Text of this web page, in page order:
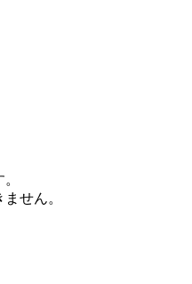
せん。